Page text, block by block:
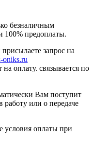
безналичным
100% предоплаты.
запрос на
oniks.ru
оплату. связывается по
Вам поступит
работу или о передаче
условия оплаты при